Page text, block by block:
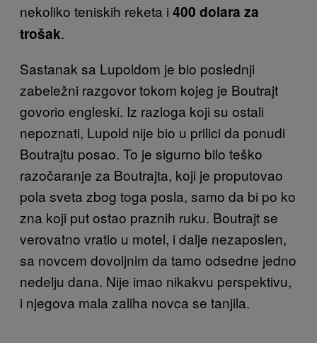
nekoliko teniskih reketa i 400 dolara za
trošak.
Sastanak sa Lupoldom je bio poslednji
zabeležni razgovor tokom kojeg je Boutrajt
govorio engleski. Iz razloga koji su ostali
nepoznati, Lupold nije bio u prilici da ponudi
Boutrajtu posao. To je sigurno bilo teško
razočaranje za Boutrajta, koji je proputovao
pola sveta zbog toga posla, samo da bi po ko
zna koji put ostao praznih ruku. Boutrajt se
verovatno vratio u motel, i dalje nezaposlen,
sa novcem dovoljnim da tamo odsedne jedno
nedelju dana. Nije imao nikakvu perspektivu,
i njegova mala zaliha novca se tanjila.